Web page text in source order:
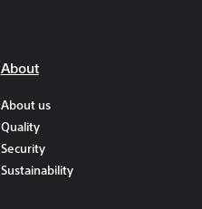
About
About us
Quality
Security
Sustainability